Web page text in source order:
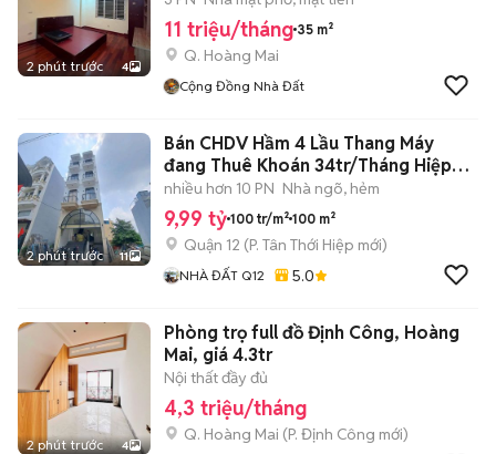
2 phút trước 4
11 triệu/tháng 35 m²
Q. Hoàng Mai
Cộng Đồng Nhà Đất
2 phút trước 11
Bán CHDV Hầm 4 Lầu Thang Máy
đang Thuê Khoán 34tr/Tháng Hiệp
Thành 42
nhiều hơn 10 PN Nhà ngõ, hẻm
9,99 tỷ 100 tr/m² 100 m²
Quận 12 (P. Tân Thới Hiệp mới)
NHÀ ĐẤT Q12 5.0
2 phút trước 4
Phòng trọ full đồ Định Công, Hoàng
Mai, giá 4.3tr
Nội thất đầy đủ
4,3 triệu/tháng
Q. Hoàng Mai (P. Định Công mới)